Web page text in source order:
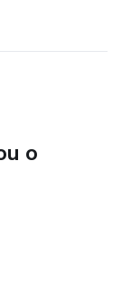
pessoas que
informações
da sua
vida
o